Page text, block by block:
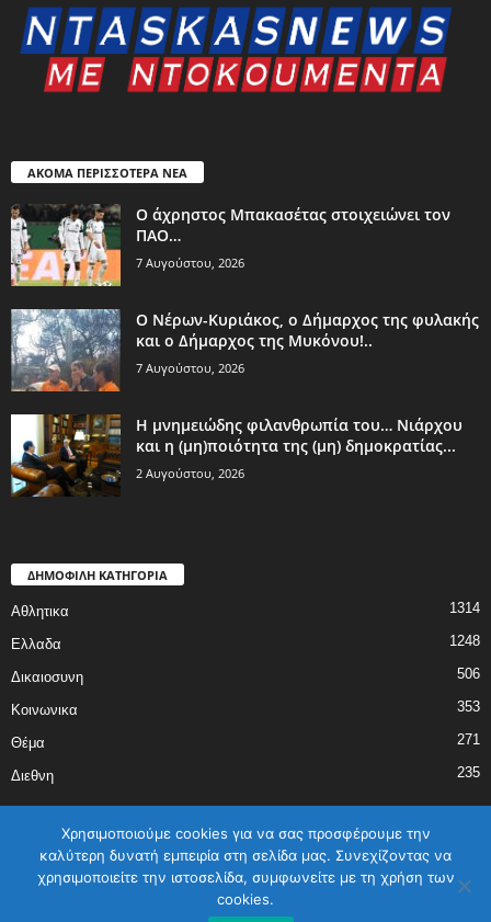
ΑΚΟΜΑ ΠΕΡΙΣΣΟΤΕΡΑ ΝΕΑ
Ο άχρηστος Μπακασέτας στοιχειώνει τον
ΠΑΟ…
7 Αυγούστου, 2026
Ο Νέρων-Κυριάκος, o Δήμαρχος της φυλακής
και ο Δήμαρχος της Μυκόνου!..
7 Αυγούστου, 2026
Η μνημειώδης φιλανθρωπία του… Νιάρχου
και η (μη)ποιότητα της (μη) δημοκρατίας...
2 Αυγούστου, 2026
ΔΗΜΟΦΙΛΗ ΚΑΤΗΓΟΡΙΑ
Αθλητικα 1314
Ελλαδα 1248
Δικαιοσυνη 506
Κοινωνικα 353
Θέμα 271
Διεθνη 235
ΑΡΧΙΚΗ ΕΛΛΑΔΑ ΔΙΕΘΝΗ ΔΙΚΑΙΟΣΥΝΗ
ΑΘΛΗΤΙΚΑ
ΕΠΙΚΟΙΝΩΝΙΑ
Χρησιμοποιούμε cookies για να σας προσφέρουμε την
καλύτερη δυνατή εμπειρία στη σελίδα μας. Συνεχίζοντας να
χρησιμοποιείτε την ιστοσελίδα, συμφωνείτε με τη χρήση των
cookies.